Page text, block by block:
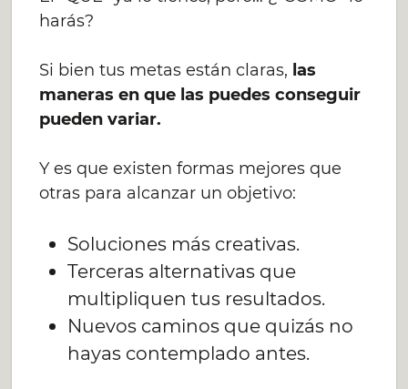
harás?
Si bien tus metas están claras, las
maneras en que las puedes conseguir
pueden variar.
Y es que existen formas mejores que
otras para alcanzar un objetivo:
Soluciones más creativas.
Terceras alternativas que
multipliquen tus resultados.
Nuevos caminos que quizás no
hayas contemplado antes.